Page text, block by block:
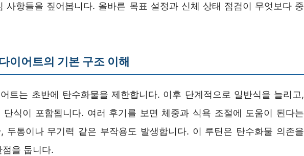
사항들을 짚어봅니다. 올바른 목표 설정과 신체 상태 점검이 무엇보다 중
이어트의 기본 구조 이해
트는 초반에 탄수화물을 제한합니다. 이후 단계적으로 일반식을 늘리고,
단식이 포함됩니다. 여러 후기를 보면 체중과 식욕 조절에 도움이 된다는
두통이나 무기력 같은 부작용도 발생합니다. 이 루틴은 탄수화물 의존을
을 둡니다.